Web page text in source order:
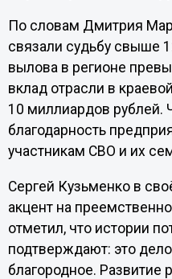
По словам Дмитрия
связали судьбу свыше
вылова в регионе
вклад отрасли в
10 миллиардов рублей.
благодарность
участникам СВО и их
Сергей Кузьменко в
акцент на
отметил, что истории
подтверждают: это
благородное. Развитие